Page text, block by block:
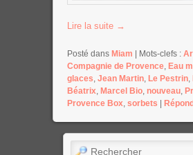
Lire la suite →
Posté dans Miam Mots-clefs :
Compagnie de Provence, Eau
glaces, Jean Martin, Le Pestrin,
Béatrix, Marcel Bio, nouveau,
Provence Box, sorbets
Rechercher